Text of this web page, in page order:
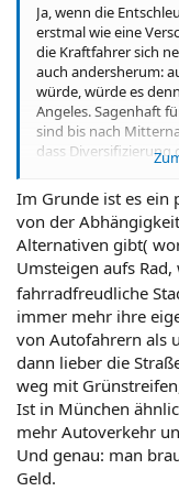
Ja, wenn die
erstmal wie eine
die Kraftfahrer sich
auch andersherum:
würde, würde es
Angeles. Sagenhaft
sind bis nach
dass Diversifizierung
Gewinn sein kann.
denn die
braucht weniger
Tendenz mehr Zeit
Im Grunde ist es ein
von der
Alternativen gibt(
Umsteigen aufs
fahrradfreudliche
immer mehr ihre
von Autofahrern als
dann lieber die
weg mit
Ist in München
mehr Autoverkehr
Und genau: man
Geld.